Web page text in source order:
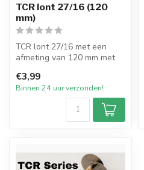
TCR lont 27/16 (120
mm)
TCR lont 27/16 met een
afmeting van 120 mm met
verpakt per 2...
€3,99
Binnen 24 uur verzonden!